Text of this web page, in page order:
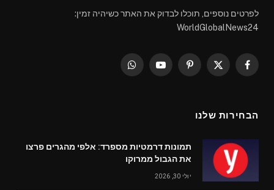
לפרטים נוספים, תוכלו לבדוק את האתר כשיהיה זמין:
WorldGlobalNews24
Facebook
X
Pinterest
YouTube
WhatsApp
הבחירות שלנו
תמונות דרמטיות מספרד: אלפי מהגרים פרצו
את הגבול ממרוקו
יולי 30, 2026